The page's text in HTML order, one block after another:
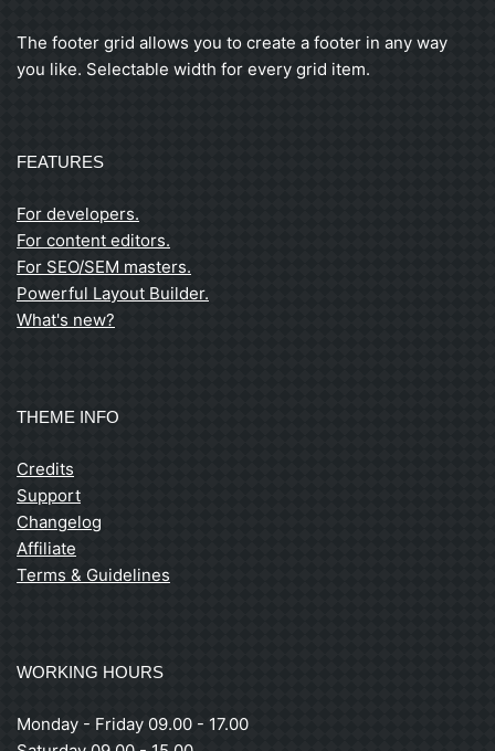
The footer grid allows you to create a footer in any way
you like. Selectable width for every grid item.
FEATURES
For developers.
For content editors.
For SEO/SEM masters.
Powerful Layout Builder.
What's new?
THEME INFO
Credits
Support
Changelog
Affiliate
Terms & Guidelines
WORKING HOURS
Monday - Friday 09.00 - 17.00